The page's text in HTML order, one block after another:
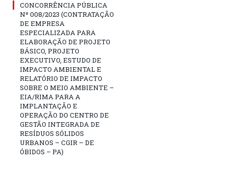
CONCORRÊNCIA PÚBLICA
Nº 008/2023 (CONTRATAÇÃO
DE EMPRESA
ESPECIALIZADA PARA
ELABORAÇÃO DE PROJETO
BÁSICO, PROJETO
EXECUTIVO, ESTUDO DE
IMPACTO AMBIENTAL E
RELATÓRIO DE IMPACTO
SOBRE O MEIO AMBIENTE –
EIA/RIMA PARA A
IMPLANTAÇÃO E
OPERAÇÃO DO CENTRO DE
GESTÃO INTEGRADA DE
RESÍDUOS SÓLIDOS
URBANOS – CGIR – DE
ÓBIDOS – PA)